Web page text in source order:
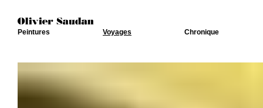
Peintures Voyages Chronique